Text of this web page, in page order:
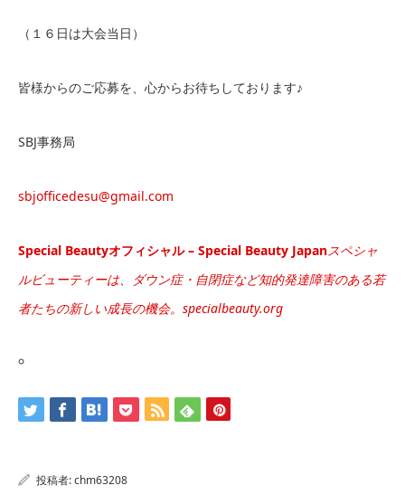
（１６日は大会当日）
皆様からのご応募を、心からお待ちしております♪
SBJ事務局
sbjofficedesu@gmail.com
Special Beautyオフィシャル – Special Beauty Japanスペシャ
ルビューティーは、ダウン症・自閉症など知的発達障害のある若
者たちの新しい成長の機会。 specialbeauty.org
投稿者:chm63208